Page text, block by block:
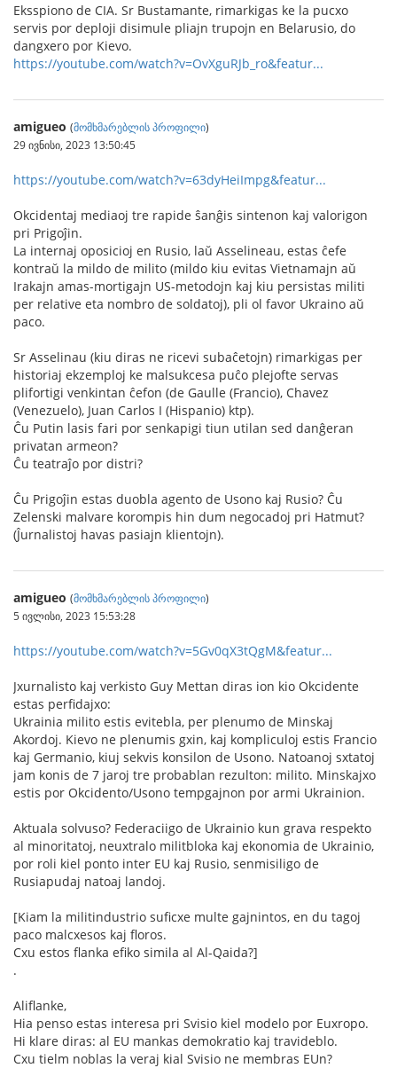
Eksspiono de CIA. Sr Bustamante, rimarkigas ke la pucxo
servis por deploji disimule pliajn trupojn en Belarusio, do
dangxero por Kievo.
https://youtube.com/watch?v=OvXguRJb_ro&featur...
amigueo (მომხმარებლის პროფილი)
29 ივნისი, 2023 13:50:45
https://youtube.com/watch?v=63dyHeiImpg&featur...
Okcidentaj mediaoj tre rapide ŝanĝis sintenon kaj valorigon
pri Prigoĵin.
La internaj oposicioj en Rusio, laŭ Asselineau, estas ĉefe
kontraŭ la mildo de milito (mildo kiu evitas Vietnamajn aŭ
Irakajn amas-mortigajn US-metodojn kaj kiu persistas militi
per relative eta nombro de soldatoj), pli ol favor Ukraino aŭ
paco.
Sr Asselinau (kiu diras ne ricevi subaĉetojn) rimarkigas per
historiaj ekzemploj ke malsukcesa puĉo plejofte servas
plifortigi venkintan ĉefon (de Gaulle (Francio), Chavez
(Venezuelo), Juan Carlos I (Hispanio) ktp).
Ĉu Putin lasis fari por senkapigi tiun utilan sed danĝeran
privatan armeon?
Ĉu teatraĵo por distri?
Ĉu Prigoĵin estas duobla agento de Usono kaj Rusio? Ĉu
Zelenski malvare korompis hin dum negocadoj pri Hatmut?
(Ĵurnalistoj havas pasiajn klientojn).
amigueo (მომხმარებლის პროფილი)
5 ივლისი, 2023 15:53:28
https://youtube.com/watch?v=5Gv0qX3tQgM&featur...
Jxurnalisto kaj verkisto Guy Mettan diras ion kio Okcidente
estas perfidajxo:
Ukrainia milito estis evitebla, per plenumo de Minskaj
Akordoj. Kievo ne plenumis gxin, kaj kompliculoj estis Francio
kaj Germanio, kiuj sekvis konsilon de Usono. Natoanoj sxtatoj
jam konis de 7 jaroj tre probablan rezulton: milito. Minskajxo
estis por Okcidento/Usono tempgajnon por armi Ukrainion.
Aktuala solvuso? Federaciigo de Ukrainio kun grava respekto
al minoritatoj, neuxtralo militbloka kaj ekonomia de Ukrainio,
por roli kiel ponto inter EU kaj Rusio, senmisiligo de
Rusiapudaj natoaj landoj.
[Kiam la militindustrio suficxe multe gajnintos, en du tagoj
paco malcxesos kaj floros.
Cxu estos flanka efiko simila al Al-Qaida?]
.
Aliflanke,
Hia penso estas interesa pri Svisio kiel modelo por Euxropo.
Hi klare diras: al EU mankas demokratio kaj travideblo.
Cxu tielm noblas la veraj kial Svisio ne membras EUn?